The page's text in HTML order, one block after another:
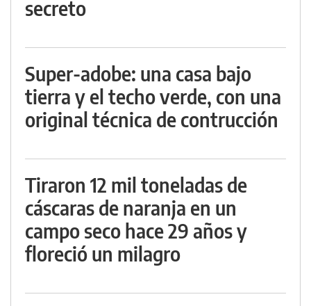
secreto
Super-adobe: una casa bajo
tierra y el techo verde, con una
original técnica de contrucción
Tiraron 12 mil toneladas de
cáscaras de naranja en un
campo seco hace 29 años y
floreció un milagro